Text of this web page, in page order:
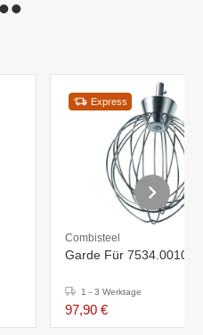
Express
Combisteel
Garde Für 7534.0010
1 - 3 Werktage
97,90 €